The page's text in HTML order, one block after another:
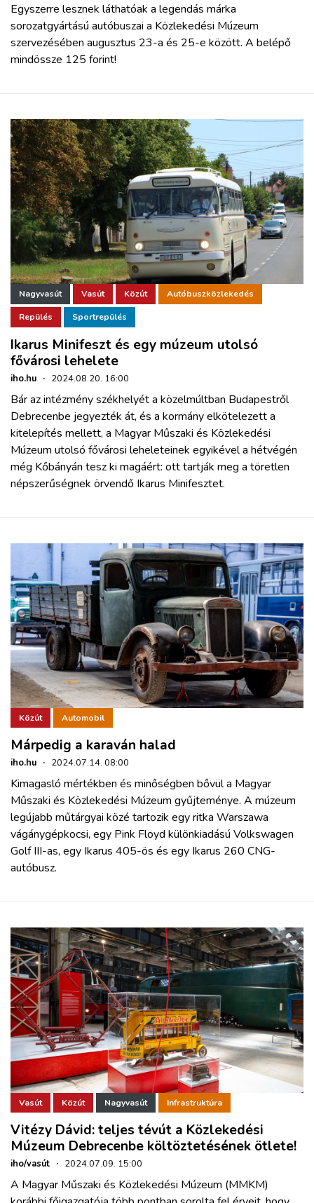
Egyszerre lesznek láthatóak a legendás márka
sorozatgyártású autóbuszai a Közlekedési Múzeum
szervezésében augusztus 23-a és 25-e között. A belépő
mindössze 125 forint!
Nagyvasút Vasút Közút Autóbuszközlekedés
Repülés Sportrepülés
Ikarus Minifeszt és egy múzeum utolsó
fővárosi lehelete
iho.hu · 2024.08.20. 16:00
Bár az intézmény székhelyét a közelmúltban Budapestről
Debrecenbe jegyezték át, és a kormány elkötelezett a
kitelepítés mellett, a Magyar Műszaki és Közlekedési
Múzeum utolsó fővárosi leheleteinek egyikével a hétvégén
még Kőbányán tesz ki magáért: ott tartják meg a töretlen
népszerűségnek örvendő Ikarus Minifesztet.
Közút Automobil
Márpedig a karaván halad
iho.hu · 2024.07.14. 08:00
Kimagasló mértékben és minőségben bővül a Magyar
Műszaki és Közlekedési Múzeum gyűjteménye. A múzeum
legújabb műtárgyai közé tartozik egy ritka Warszawa
vágánygépkocsi, egy Pink Floyd különkiadású Volkswagen
Golf III-as, egy Ikarus 405-ös és egy Ikarus 260 CNG-
autóbusz.
Vasút Közút Nagyvasút Infrastruktúra
Vitézy Dávid: teljes tévút a Közlekedési
Múzeum Debrecenbe költöztetésének ötlete!
iho/vasút · 2024.07.09. 15:00
A Magyar Műszaki és Közlekedési Múzeum (MMKM)